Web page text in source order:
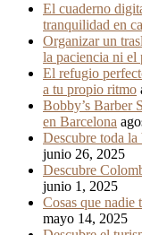
El cuaderno
tranquilidad en
Organizar un
la paciencia ni el
El refugio
a tu propio ritmo
Bobby’s Barber
en Barcelona
Descubre toda
junio 26, 2025
Descubre
junio 1, 2025
Cosas que nadie
mayo 14, 2025